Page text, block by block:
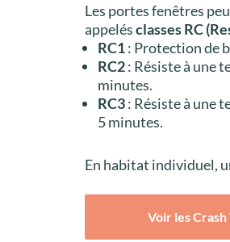
Les portes fenêtres
appelésclasses RC
RC1: Protection de
RC2: Résiste à une
minutes.
RC3: Résiste à une
5 minutes.
En habitat individuel,
Voir les